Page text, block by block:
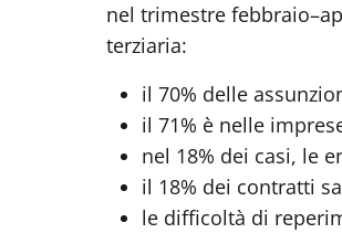
nel trimestre
terziaria:
il 70% delle
il 71% è nelle
nel 18% dei casi, le
il 18% dei contratti
le difficoltà di